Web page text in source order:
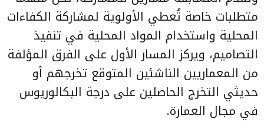
متطلبات خاصة تُعطي الأولوية لمشاركة الكفاءات
المحلية واستخدام المواد المحلية في تنفيذ
التصاميم، ويركز المسار الأول على الفرق المؤلفة
من المعماريين الناشئين المتوقع تخرجهم أو
حديثي التخرج الحاصلين على درجة البكالوريوس
في مجال العمارة.